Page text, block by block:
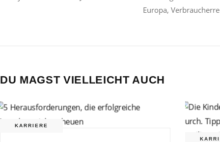
Europa,
DU MAGST VIELLEICHT AUCH
KARRIERE